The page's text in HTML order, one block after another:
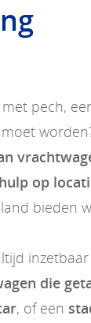
pech,
op
bieden
die
, of een